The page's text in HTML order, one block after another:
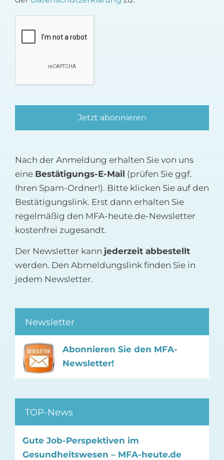
Nach der Anmeldung erhalten Sie von uns
eine Bestätigungs-E-Mail (prüfen Sie ggf.
Ihren Spam-Ordner!). Bitte klicken Sie auf den
Bestätigungslink. Erst dann erhalten Sie
regelmäßig den MFA-heute.de-Newsletter
kostenfrei zugesandt.
Der Newsletter kann jederzeit abbestellt
werden. Den Abmeldungslink finden Sie in
jedem Newsletter.
Newsletter
Abonnieren Sie den MFA-
Newsletter!
TOP-News
Gute Job-Perspektiven im
Gesundheitswesen – MFA-heute.de